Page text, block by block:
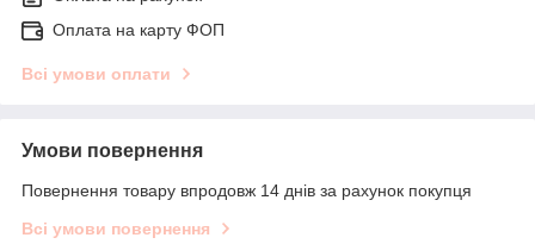
Оплата на карту ФОП
Всі умови оплати
Умови повернення
Повернення товару впродовж 14 днів за рахунок покупця
Всі умови повернення